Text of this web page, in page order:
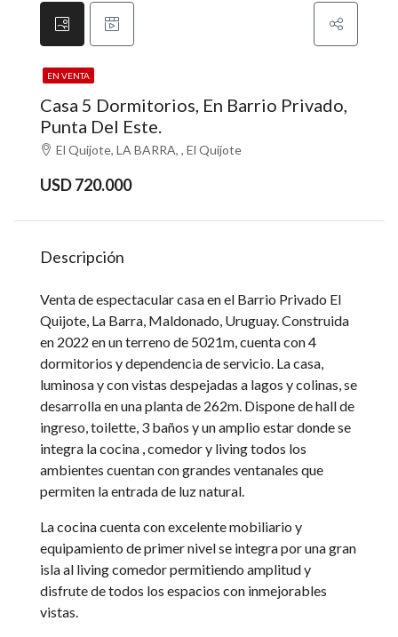
EN VENTA
Casa 5 Dormitorios, En Barrio Privado,
Punta Del Este.
El Quijote, LA BARRA, , El Quijote
USD 720.000
Descripción
Venta de espectacular casa en el Barrio Privado El
Quijote, La Barra, Maldonado, Uruguay. Construida
en 2022 en un terreno de 5021m, cuenta con 4
dormitorios y dependencia de servicio. La casa,
luminosa y con vistas despejadas a lagos y colinas, se
desarrolla en una planta de 262m. Dispone de hall de
ingreso, toilette, 3 baños y un amplio estar donde se
integra la cocina , comedor y living todos los
ambientes cuentan con grandes ventanales que
permiten la entrada de luz natural.
La cocina cuenta con excelente mobiliario y
equipamiento de primer nivel se integra por una gran
isla al living comedor permitiendo amplitud y
disfrute de todos los espacios con inmejorables
vistas.